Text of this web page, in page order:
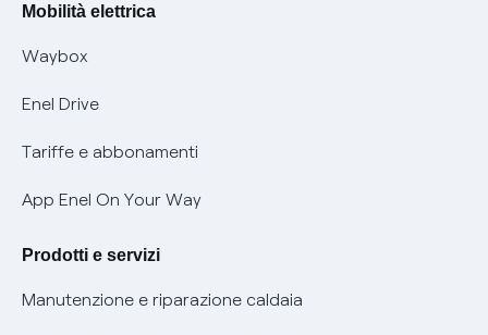
Offerta Tutela Vulnerabilità Gas
Mobilità Elettrica
Phishing e truffe online
Verifica chi ti ha chiamato
Informativa RAEE
Mobilità elettrica
Waybox
Enel Drive
Tariffe e abbonamenti
App Enel On Your Way
Prodotti e servizi
Manutenzione e riparazione caldaia